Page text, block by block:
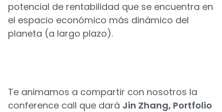
potencial de rentabilidad que se encuentra en
el espacio económico más dinámico del
planeta (a largo plazo).
Te animamos a compartir con nosotros la
conference call que dará Jin Zhang, Portfolio